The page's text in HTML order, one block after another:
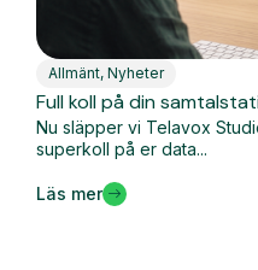
Allmänt, Nyheter
Full koll på din
Nu släpper vi Telavox
superkoll på er data...
Läs mer